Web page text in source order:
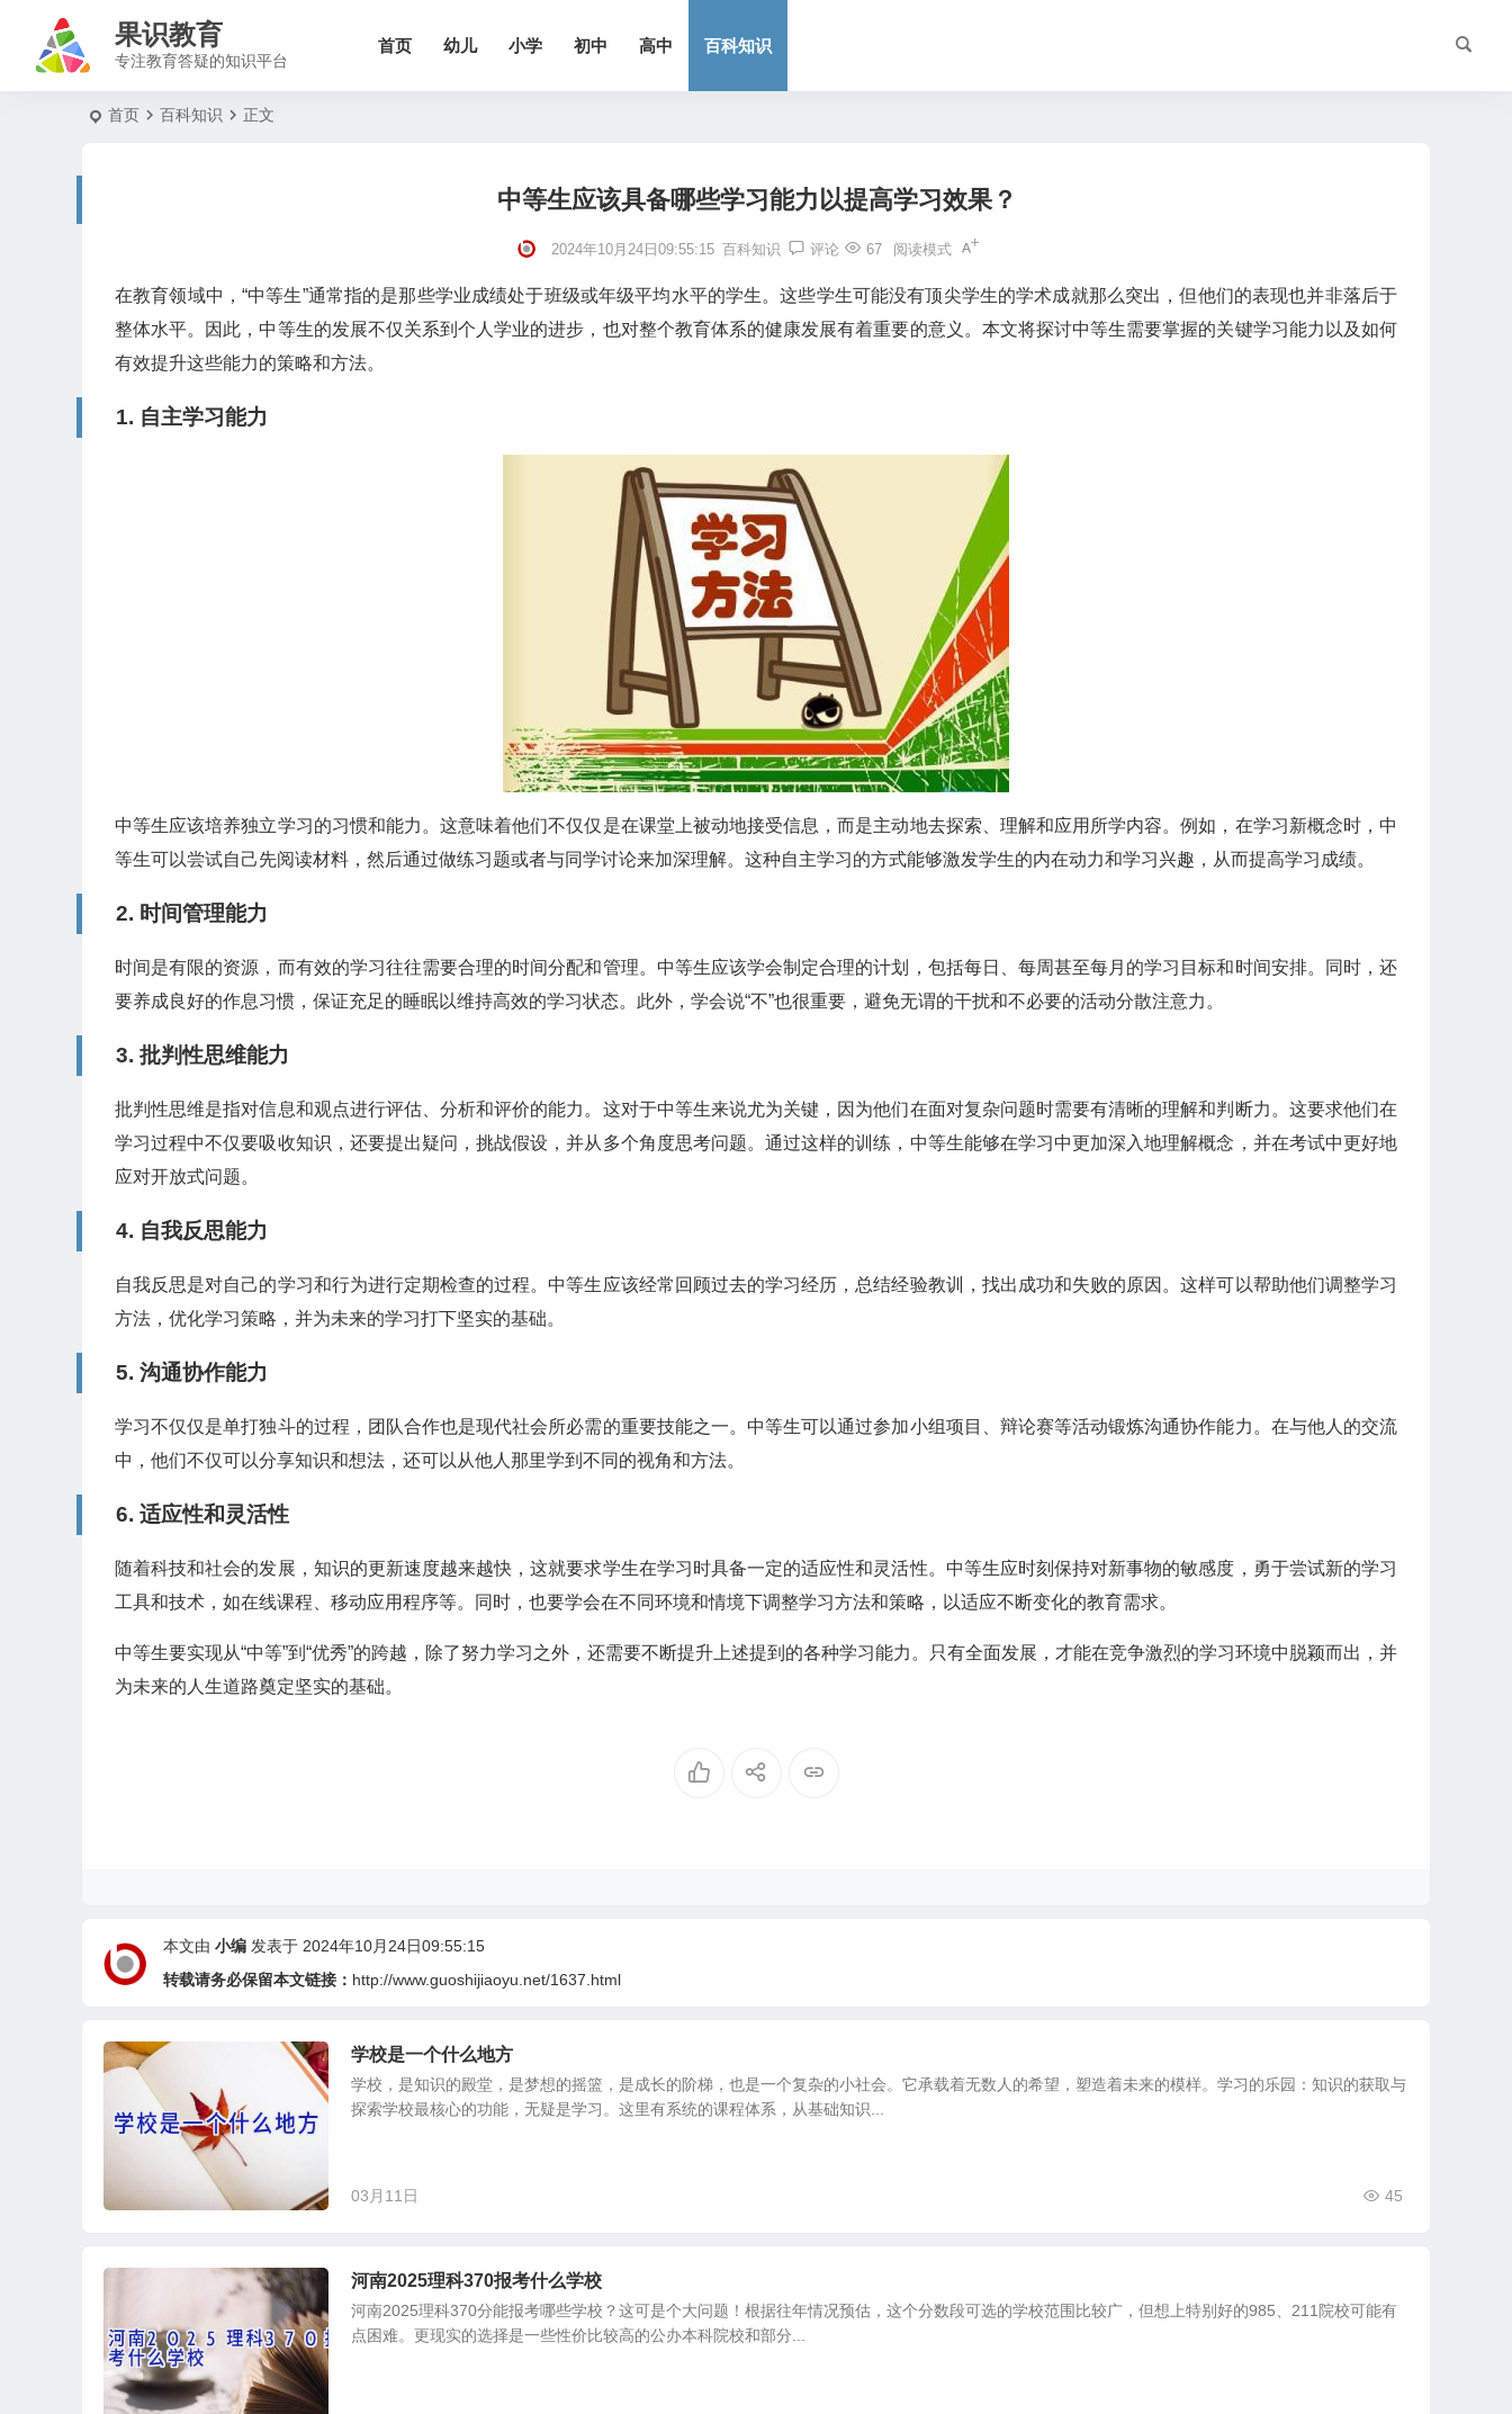
果识教育
专注教育答疑的知识平台
首页 幼儿 小学 初中 高中 百科知识
首页 百科知识 正文
中等生应该具备哪些学习能力以提高学习效果？
2024年10月24日09:55:15 百科知识 评论 67 阅读模式
在教育领域中，“中等生”通常指的是那些学业成绩处于班级或年级平均水平的学生。这些学生可能没有顶尖学生的学术成就那么突出，但他们的表现也并非落后于
整体水平。因此，中等生的发展不仅关系到个人学业的进步，也对整个教育体系的健康发展有着重要的意义。本文将探讨中等生需要掌握的关键学习能力以及如何
有效提升这些能力的策略和方法。
1. 自主学习能力
中等生应该培养独立学习的习惯和能力。这意味着他们不仅仅是在课堂上被动地接受信息，而是主动地去探索、理解和应用所学内容。例如，在学习新概念时，中
等生可以尝试自己先阅读材料，然后通过做练习题或者与同学讨论来加深理解。这种自主学习的方式能够激发学生的内在动力和学习兴趣，从而提高学习成绩。
2. 时间管理能力
时间是有限的资源，而有效的学习往往需要合理的时间分配和管理。中等生应该学会制定合理的计划，包括每日、每周甚至每月的学习目标和时间安排。同时，还
要养成良好的作息习惯，保证充足的睡眠以维持高效的学习状态。此外，学会说“不”也很重要，避免无谓的干扰和不必要的活动分散注意力。
3. 批判性思维能力
批判性思维是指对信息和观点进行评估、分析和评价的能力。这对于中等生来说尤为关键，因为他们在面对复杂问题时需要有清晰的理解和判断力。这要求他们在
学习过程中不仅要吸收知识，还要提出疑问，挑战假设，并从多个角度思考问题。通过这样的训练，中等生能够在学习中更加深入地理解概念，并在考试中更好地
应对开放式问题。
4. 自我反思能力
自我反思是对自己的学习和行为进行定期检查的过程。中等生应该经常回顾过去的学习经历，总结经验教训，找出成功和失败的原因。这样可以帮助他们调整学习
方法，优化学习策略，并为未来的学习打下坚实的基础。
5. 沟通协作能力
学习不仅仅是单打独斗的过程，团队合作也是现代社会所必需的重要技能之一。中等生可以通过参加小组项目、辩论赛等活动锻炼沟通协作能力。在与他人的交流
中，他们不仅可以分享知识和想法，还可以从他人那里学到不同的视角和方法。
6. 适应性和灵活性
随着科技和社会的发展，知识的更新速度越来越快，这就要求学生在学习时具备一定的适应性和灵活性。中等生应时刻保持对新事物的敏感度，勇于尝试新的学习
工具和技术，如在线课程、移动应用程序等。同时，也要学会在不同环境和情境下调整学习方法和策略，以适应不断变化的教育需求。
中等生要实现从“中等”到“优秀”的跨越，除了努力学习之外，还需要不断提升上述提到的各种学习能力。只有全面发展，才能在竞争激烈的学习环境中脱颖而出，并
为未来的人生道路奠定坚实的基础。
本文由 小编 发表于 2024年10月24日09:55:15
转载请务必保留本文链接： http://www.guoshijiaoyu.net/1637.html
学校是一个什么地方
学校，是知识的殿堂，是梦想的摇篮，是成长的阶梯，也是一个复杂的小社会。它承载着无数人的希望，塑造着未来的模样。学习的乐园：知识的获取与
探索学校最核心的功能，无疑是学习。这里有系统的课程体系，从基础知识...
03月11日 45
河南2025理科370报考什么学校
河南2025理科370分能报考哪些学校？这可是个大问题！根据往年情况预估，这个分数段可选的学校范围比较广，但想上特别好的985、211院校可能有
点困难。更现实的选择是一些性价比较高的公办本科院校和部分...